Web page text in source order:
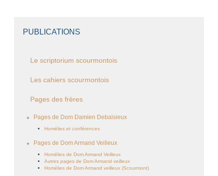
PUBLICATIONS
Le scriptorium scourmontois
Les cahiers scourmontois
Pages des frères
Pages de Dom Damien Debaisieux
Homélies et conférences
Pages de Dom Armand Veilleux
Homélies de Dom Armand Veilleux
Autres pages de Dom Armand veilleux
Homélies de Dom Armand veilleux (Scourmont)